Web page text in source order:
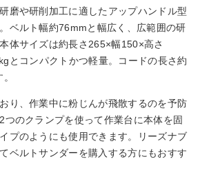
磨や研削加工に適したアップハンドル型
ベルト幅約76mmと幅広く、広範囲の研
体サイズは約長さ265×幅150×高さ
とコンパクトかつ軽量。コードの長さ約
り、作業中に粉じんが飛散するのを予防
つのクランプを使って作業台に本体を固
プのようにも使用できます。リーズナブ
ベルトサンダーを購入する方にもおすす